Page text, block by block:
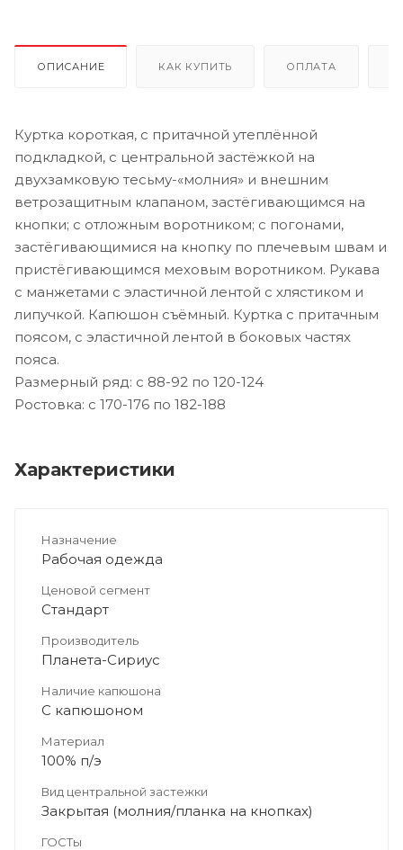
ОПИСАНИЕ КАК КУПИТЬ ОПЛАТА
Куртка короткая, с притачной утеплённой
подкладкой, с центральной застёжкой на
двухзамковую тесьму-«молния» и внешним
ветрозащитным клапаном, застёгивающимся на
кнопки; с отложным воротником; с погонами,
застёгивающимися на кнопку по плечевым швам и
пристёгивающимся меховым воротником. Рукава
с манжетами с эластичной лентой с хлястиком и
липучкой. Капюшон съёмный. Куртка с притачным
поясом, с эластичной лентой в боковых частях
пояса.
Размерный ряд: с 88-92 по 120-124
Ростовка: с 170-176 по 182-188
Характеристики
Назначение
Рабочая одежда
Ценовой сегмент
Стандарт
Производитель
Планета-Сириус
Наличие капюшона
С капюшоном
Материал
100% п/э
Вид центральной застежки
Закрытая (молния/планка на кнопках)
ГОСТы